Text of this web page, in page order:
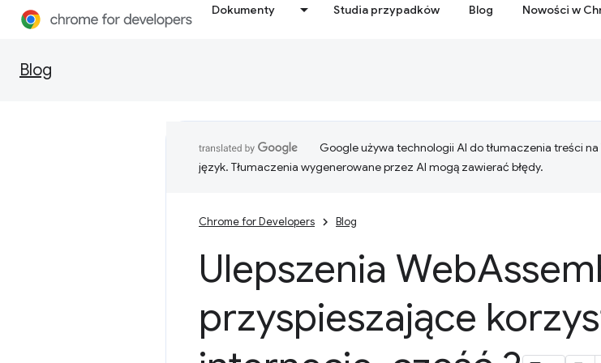
Dokumenty Studia przypadków Blog Nowości w
Blog
Google używa technologii AI do tłumaczenia treści
język. Tłumaczenia wygenerowane przez AI mogą zawierać błędy.
Chrome for Developers Blog
Ulepszenia Web
przyspieszające